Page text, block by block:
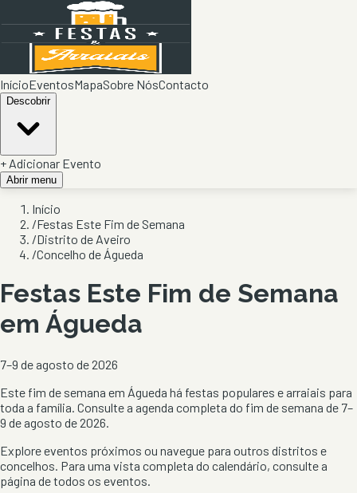
InícioEventosMapaSobre NósContacto
Descobrir
+ Adicionar Evento
Abrir menu
Início
/Festas Este Fim de Semana
/Distrito de Aveiro
/Concelho de Águeda
Festas Este Fim de Semana
em Águeda
7–9 de agosto de 2026
Este fim de semana em Águeda há festas populares e arraiais para
toda a família. Consulte a agenda completa do fim de semana de 7–
9 de agosto de 2026.
Explore eventos próximos ou navegue para outros distritos e
concelhos. Para uma vista completa do calendário, consulte a
página de todos os eventos.